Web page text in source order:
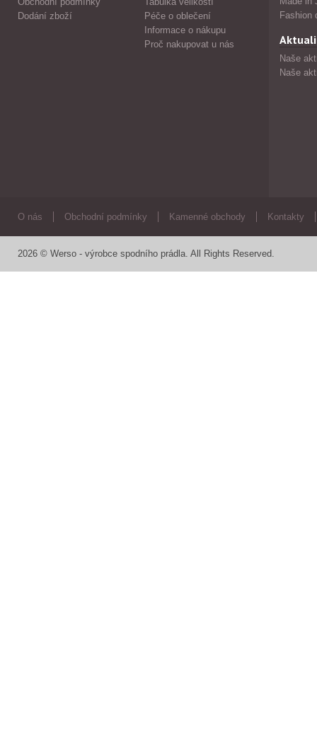
Dodání zboží
Péče o oblečení
Informace o nákupu
Proč nakupovat u nás
Fashion
Naše
Naše
O nás Obchodní podmínky Kamenné obchody Kontakty
2026 © Werso - výrobce spodního prádla. All Rights Reserved.